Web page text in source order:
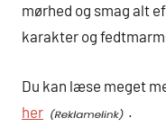
mørhed og smag alt
karakter og
Du kan læse meget
her
.